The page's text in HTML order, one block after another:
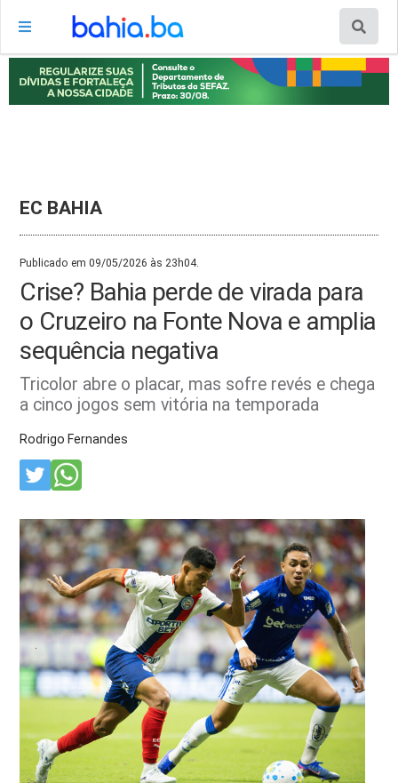
EC BAHIA
Publicado em 09/05/2026 às 23h04.
Crise? Bahia perde de virada para
o Cruzeiro na Fonte Nova e amplia
sequência negativa
Tricolor abre o placar, mas sofre revés e chega
a cinco jogos sem vitória na temporada
Rodrigo Fernandes